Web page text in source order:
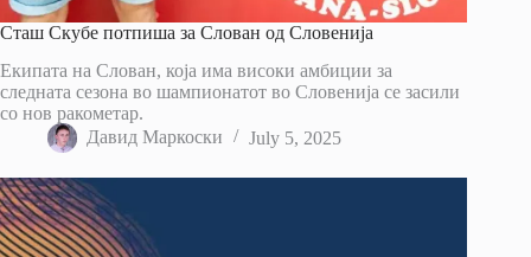
Сташ Скубе потпиша за Слован од Словенија
Екипата на Слован, која има високи амбиции за
следната сезона во шампионатот во Словенија се засили
со нов ракометар.
Давид Маркоски
July 5, 2025